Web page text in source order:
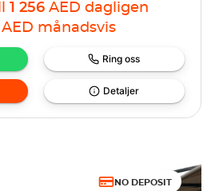
1 256 AED dagligen
AED månadsvis
Ring oss
Detaljer
NO DEPOSIT